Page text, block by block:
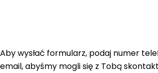
Aby wysłać formularz, podaj numer
email, abyśmy mogli się z Tobą